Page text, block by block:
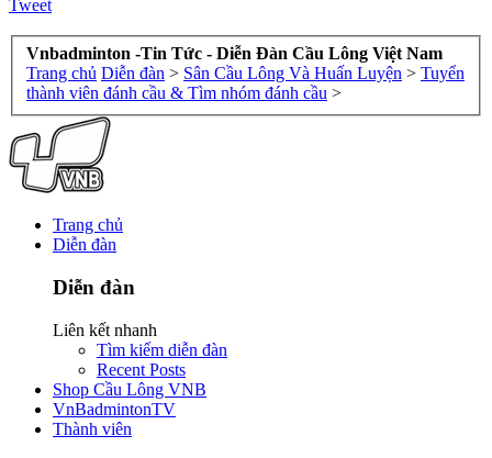
Tweet
Vnbadminton -Tin Tức - Diễn Đàn Cầu Lông Việt Nam
Trang chủ Diễn đàn > Sân Cầu Lông Và Huấn Luyện > Tuyển
thành viên đánh cầu & Tìm nhóm đánh cầu >
Trang chủ
Diễn đàn
Diễn đàn
Liên kết nhanh
Tìm kiếm diễn đàn
Recent Posts
Shop Cầu Lông VNB
VnBadmintonTV
Thành viên